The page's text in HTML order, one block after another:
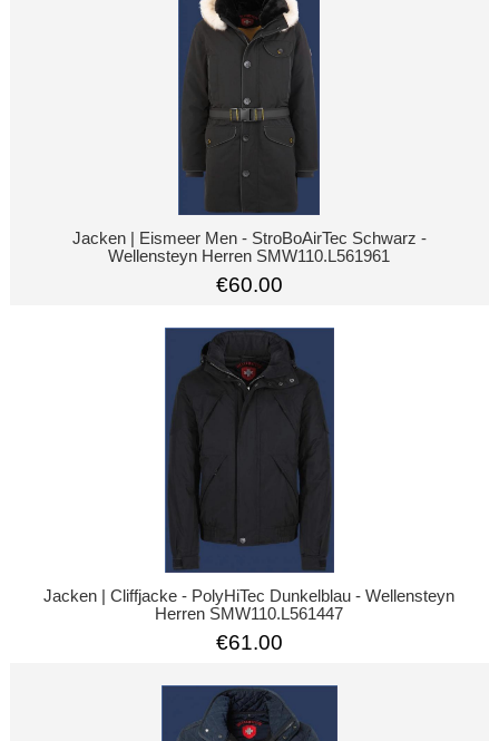
Jacken | Eismeer Men - StroBoAirTec Schwarz -
Wellensteyn Herren SMW110.L561961
€60.00
Jacken | Cliffjacke - PolyHiTec Dunkelblau - Wellensteyn
Herren SMW110.L561447
€61.00